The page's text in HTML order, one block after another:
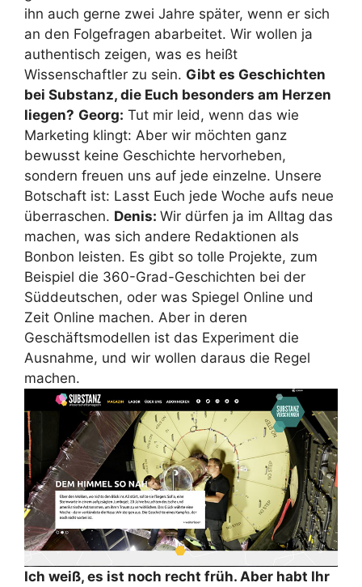
ihn auch gerne zwei Jahre später, wenn er sich
an den Folgefragen abarbeitet. Wir wollen ja
authentisch zeigen, was es heißt
Wissenschaftler zu sein. Gibt es Geschichten
bei Substanz, die Euch besonders am Herzen
liegen? Georg: Tut mir leid, wenn das wie
Marketing klingt: Aber wir möchten ganz
bewusst keine Geschichte hervorheben,
sondern freuen uns auf jede einzelne. Unsere
Botschaft ist: Lasst Euch jede Woche aufs neue
überraschen. Denis: Wir dürfen ja im Alltag das
machen, was sich andere Redaktionen als
Bonbon leisten. Es gibt so tolle Projekte, zum
Beispiel die 360-Grad-Geschichten bei der
Süddeutschen, oder was Spiegel Online und
Zeit Online machen. Aber in deren
Geschäftsmodellen ist das Experiment die
Ausnahme, und wir wollen daraus die Regel
machen.
Ich weiß, es ist noch recht früh. Aber habt Ihr